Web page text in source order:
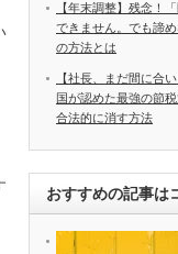
【年末調整】残念！
できません。でも諦
の方法とは
【社長、まだ間に合
国が認めた最強の節
合法的に消す方法
おすすめの記事は